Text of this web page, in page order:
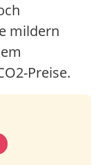
mildern
Preise.